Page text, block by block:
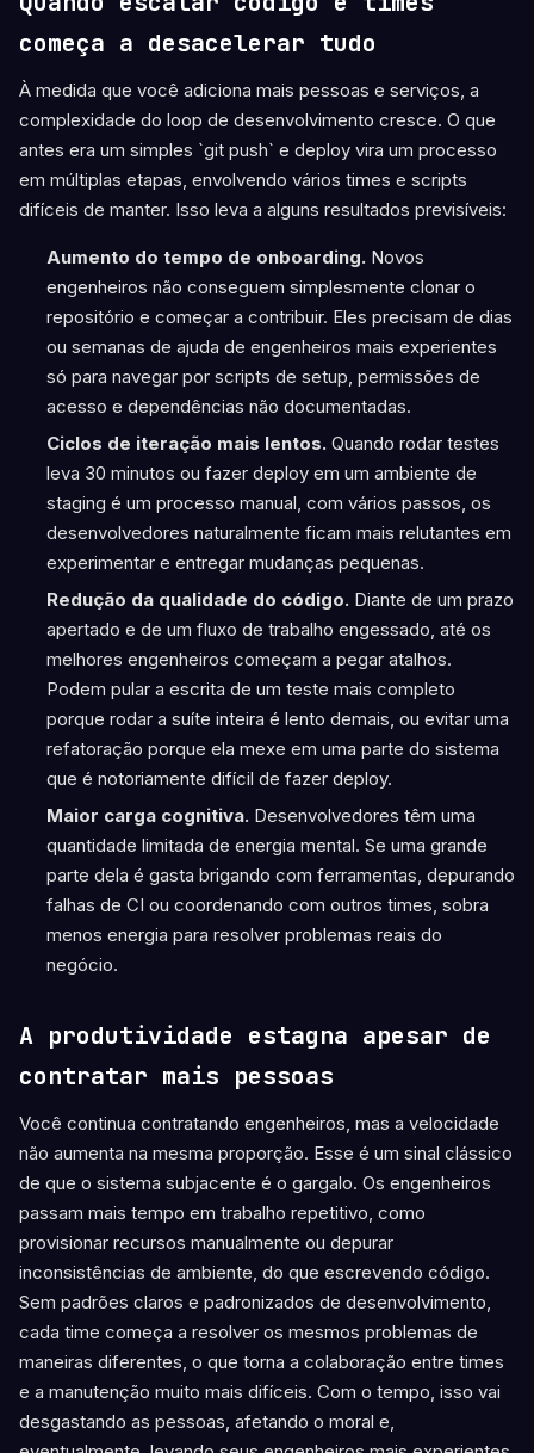
começa a desacelerar tudo
À medida que você adiciona mais pessoas e serviços, a
complexidade do loop de desenvolvimento cresce. O que
antes era um simples `git push` e deploy vira um processo
em múltiplas etapas, envolvendo vários times e scripts
difíceis de manter. Isso leva a alguns resultados previsíveis:
Aumento do tempo de onboarding.Novos
engenheiros não conseguem simplesmente clonar o
repositório e começar a contribuir. Eles precisam de dias
ou semanas de ajuda de engenheiros mais experientes
só para navegar por scripts de setup, permissões de
acesso e dependências não documentadas.
Ciclos de iteração mais lentos.Quando rodar testes
leva 30 minutos ou fazer deploy em um ambiente de
staging é um processo manual, com vários passos, os
desenvolvedores naturalmente ficam mais relutantes em
experimentar e entregar mudanças pequenas.
Redução da qualidade do código.Diante de um prazo
apertado e de um fluxo de trabalho engessado, até os
melhores engenheiros começam a pegar atalhos.
Podem pular a escrita de um teste mais completo
porque rodar a suíte inteira é lento demais, ou evitar uma
refatoração porque ela mexe em uma parte do sistema
que é notoriamente difícil de fazer deploy.
Maior carga cognitiva.Desenvolvedores têm uma
quantidade limitada de energia mental. Se uma grande
parte dela é gasta brigando com ferramentas, depurando
falhas de CI ou coordenando com outros times, sobra
menos energia para resolver problemas reais do
negócio.
A produtividade estagna apesar de
contratar mais pessoas
Você continua contratando engenheiros, mas a velocidade
não aumenta na mesma proporção. Esse é um sinal clássico
de que o sistema subjacente é o gargalo. Os engenheiros
passam mais tempo em trabalho repetitivo, como
provisionar recursos manualmente ou depurar
inconsistências de ambiente, do que escrevendo código.
Sem padrões claros e padronizados de desenvolvimento,
cada time começa a resolver os mesmos problemas de
maneiras diferentes, o que torna a colaboração entre times
e a manutenção muito mais difíceis. Com o tempo, isso vai
desgastando as pessoas, afetando o moral e,